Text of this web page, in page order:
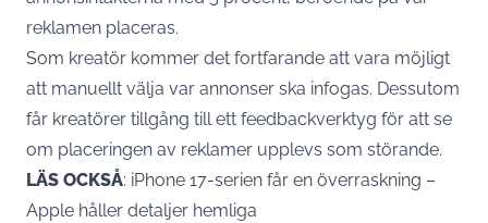
reklamen placeras.
Som kreatör kommer det fortfarande att vara möjligt
att manuellt välja var annonser ska infogas. Dessutom
får kreatörer tillgång till ett feedbackverktyg för att se
om placeringen av reklamer upplevs som störande.
LÄS OCKSÅ: iPhone 17-serien får en överraskning –
Apple håller detaljer hemliga